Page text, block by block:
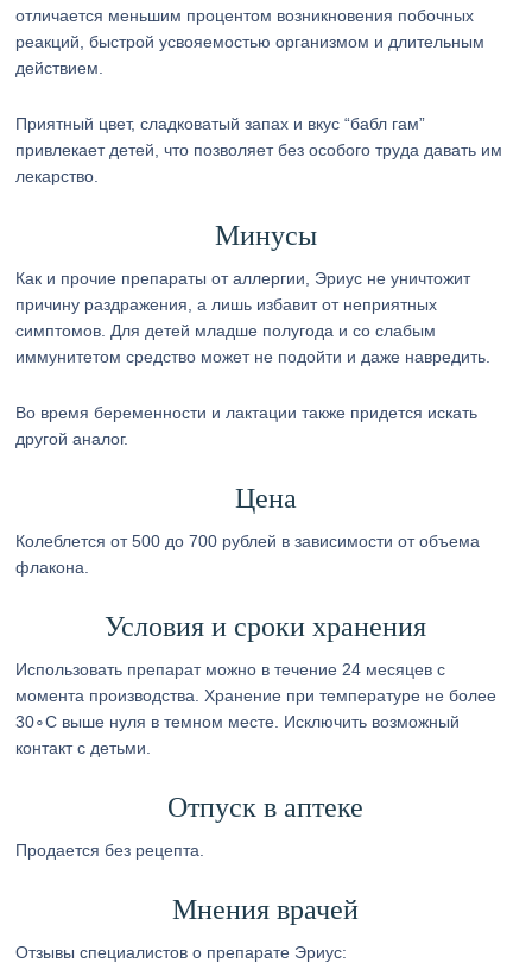
отличается меньшим процентом возникновения побочных
реакций, быстрой усвояемостью организмом и длительным
действием.
Приятный цвет, сладковатый запах и вкус “бабл гам”
привлекает детей, что позволяет без особого труда давать им
лекарство.
Минусы
Как и прочие препараты от аллергии, Эриус не уничтожит
причину раздражения, а лишь избавит от неприятных
симптомов. Для детей младше полугода и со слабым
иммунитетом средство может не подойти и даже навредить.
Во время беременности и лактации также придется искать
другой аналог.
Цена
Колеблется от 500 до 700 рублей в зависимости от объема
флакона.
Условия и сроки хранения
Использовать препарат можно в течение 24 месяцев с
момента производства. Хранение при температуре не более
30∘С выше нуля в темном месте. Исключить возможный
контакт с детьми.
Отпуск в аптеке
Продается без рецепта.
Мнения врачей
Отзывы специалистов о препарате Эриус: